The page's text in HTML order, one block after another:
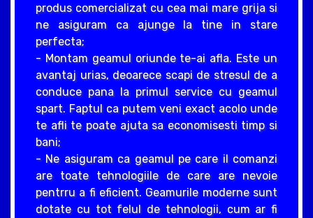
produs comercializat cu cea mai mare grija si
ne asiguram ca ajunge la tine in stare
perfecta;
- Montam geamul oriunde te-ai afla. Este un
avantaj urias, deoarece scapi de stresul de a
conduce pana la primul service cu geamul
spart. Faptul ca putem veni exact acolo unde
te afli te poate ajuta sa economisesti timp si
bani;
- Ne asiguram ca geamul pe care il comanzi
are toate tehnologiile de care are nevoie
pentrru a fi eficient. Geamurile moderne sunt
dotate cu tot felul de tehnologii, cum ar fi